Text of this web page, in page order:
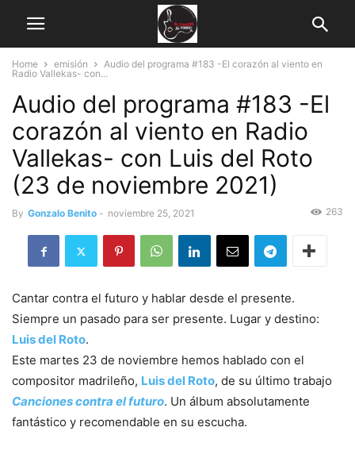
Home emisión
Audio del programa #183 -El corazón al viento en
Radio Vallekas- con...
Audio del programa #183 -El
corazón al viento en Radio
Vallekas- con Luis del Roto
(23 de noviembre 2021)
By Gonzalo Benito - noviembre 25, 2021 263
Cantar contra el futuro y hablar desde el presente.
Siempre un pasado para ser presente. Lugar y destino:
Luis del Roto.
Este martes 23 de noviembre hemos hablado con el
compositor madrileño, Luis del Roto, de su último trabajo
Canciones contra el futuro. Un álbum absolutamente
fantástico y recomendable en su escucha.